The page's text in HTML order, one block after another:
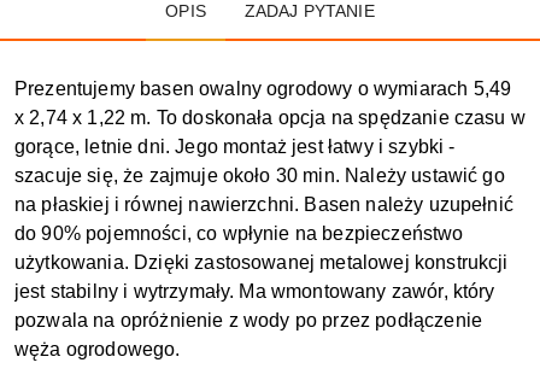
OPIS ZADAJ PYTANIE
Prezentujemy basen owalny ogrodowy o wymiarach 5,49
x 2,74 x 1,22 m. To doskonała opcja na spędzanie czasu w
gorące, letnie dni. Jego montaż jest łatwy i szybki -
szacuje się, że zajmuje około 30 min. Należy ustawić go
na płaskiej i równej nawierzchni. Basen należy uzupełnić
do 90% pojemności, co wpłynie na bezpieczeństwo
użytkowania. Dzięki zastosowanej metalowej konstrukcji
jest stabilny i wytrzymały. Ma wmontowany zawór, który
pozwala na opróżnienie z wody po przez podłączenie
węża ogrodowego.